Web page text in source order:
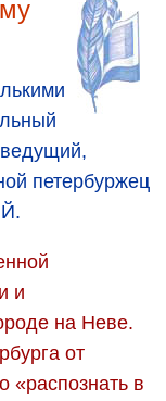
петербуржец
и
на Неве.
от
«распознать в